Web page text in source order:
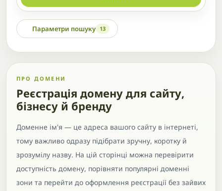
Параметри пошуку 13
ПРО ДОМЕНИ
Реєстрація домену для сайту,
бізнесу й бренду
Доменне ім'я — це адреса вашого сайту в інтернеті,
тому важливо одразу підібрати зручну, коротку й
зрозумілу назву. На цій сторінці можна перевірити
доступність домену, порівняти популярні доменні
зони та перейти до оформлення реєстрації без зайвих